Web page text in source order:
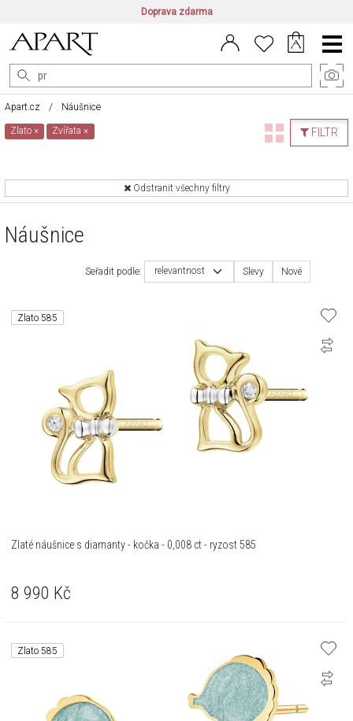
Doprava zdarma
CZ/CZK | EN/EUR PL/PLN
Main
Menu
Apart.cz Náušnice
FILTR
Zlato× Zvířata×
Odstranit všechny filtry
Náušnice
Seřadit podle: relevantnost Slevy Nové
Zlato 585
Zlaté náušnice s diamanty - kočka - 0,008 ct - ryzost 585
8 990 Kč
Zlato 585